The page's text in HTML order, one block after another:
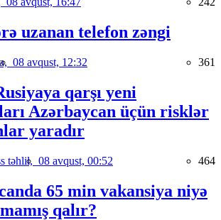
uzanan telefon zəngi
08 avqust, 12:32 361
qarşı yeni
Azərbaycan üçün risklər
yaradır
təhlil, 08 avqust, 00:52 464
65 min vakansiya niyə
qalır?